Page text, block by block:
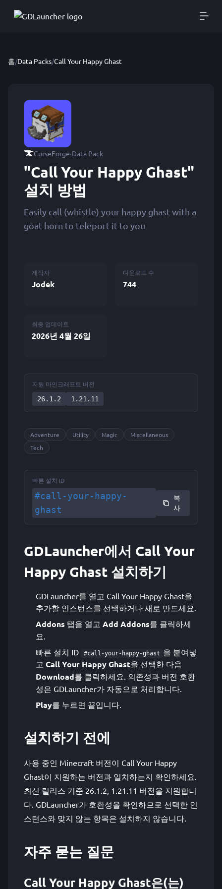
홈/Data Packs/Call Your Happy Ghast
CurseForge·Data Pack
"Call Your Happy Ghast"
설치 방법
Easily call (whistle) your happy ghast with a
goat horn to teleport it to you
제작자
Jodek
다운로드 수
744
최종 업데이트
2026년 4월 26일
지원 마인크래프트 버전
26.1.2
1.21.11
Adventure Utility Magic
Miscellaneous
Tech
빠른 설치 ID
#call-your-happy-
ghast
복
사
GDLauncher에서 Call Your
Happy Ghast 설치하기
GDLauncher를 열고 Call Your Happy Ghast을
추가할 인스턴스를 선택하거나 새로 만드세요.
Addons 탭을 열고 Add Addons를 클릭하세
요.
빠른 설치 ID
#call-your-happy-ghast 을 붙여넣
고 Call Your Happy Ghast을 선택한 다음
Download를 클릭하세요. 의존성과 버전 호환
성은 GDLauncher가 자동으로 처리합니다.
Play를 누르면 끝입니다.
설치하기 전에
사용 중인 Minecraft 버전이 Call Your Happy
Ghast이 지원하는 버전과 일치하는지 확인하세요.
최신 릴리스 기준 26.1.2, 1.21.11 버전을 지원합니
다. GDLauncher가 호환성을 확인하므로 선택한 인
스턴스와 맞지 않는 항목은 설치하지 않습니다.
자주 묻는 질문
Call Your Happy Ghast은(는)